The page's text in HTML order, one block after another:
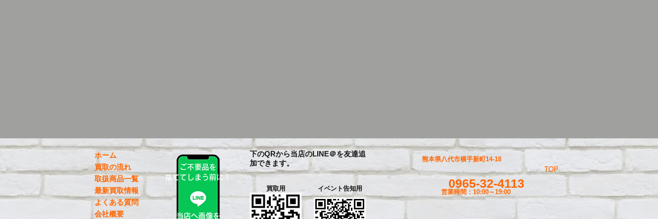
ホーム
買取の流れ
取扱商品一覧
最新買取情報
よくある質問
会社概要
ご不要品を
捨ててしまう前に！
当店へ画像を
下のQRから当店のLINE＠を友達追
加できます。
買取用 イベント告知用
TOP
0965-32-4113
営業時間：10:00～19:00
熊本県八代市横手新町14-18